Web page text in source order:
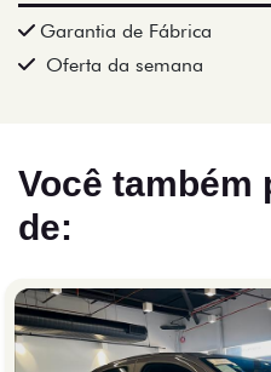
Garantia de Fábrica
Oferta da semana
Você também
de: